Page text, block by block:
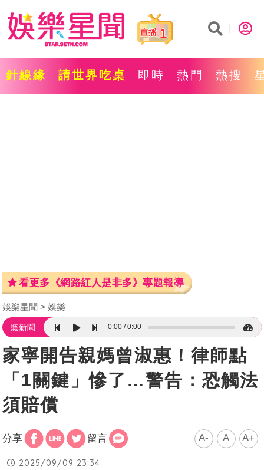
1
針線緣 請世界吃桌 即時 熱門 熱搜
看更多《網路紅人是非多》專題報導
娛樂星聞 娛樂
聽新聞 0:00 0:00
家寧開告親媽曾淑惠！律師點
「1關鍵」慘了…警告：恐觸法
須賠償
分享 留言 A- A A+
2025/09/09 23:34